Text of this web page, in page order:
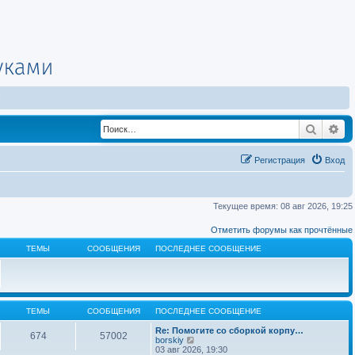
Поиск
Вход
Регистрация
Текущее время: 08 авг 2026, 19:25
Отметить форумы как прочтённые
ТЕМЫ СООБЩЕНИЯ ПОСЛЕДНЕЕ СООБЩЕНИЕ
ТЕМЫ СООБЩЕНИЯ ПОСЛЕДНЕЕ СООБЩЕНИЕ
674 57002
Re: Помогите со сборкой корпу…
borskiy
е
03 авг 2026, 19:30